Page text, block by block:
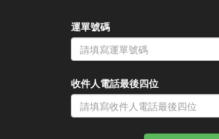
運單號碼
收件人電話最後四位